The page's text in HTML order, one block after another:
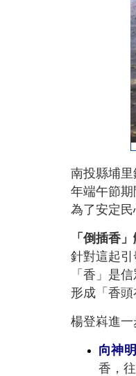
南投縣埔
年端午節
為了安定民
「倒插香
針對這起
「香」是
形成「香
楊登嵙進一
向神
香，